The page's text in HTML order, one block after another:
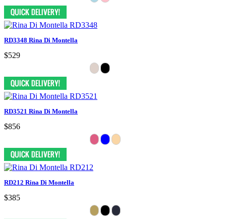
RD3348 Rina Di Montella
$529
RD3521 Rina Di Montella
$856
RD212 Rina Di Montella
$385